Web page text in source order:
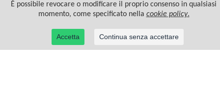
© 2022 Casa Editrice Astrolabio - Ubaldini Editore S.r.l. - P.IVA 10323461003 |
privacy/cookies
È possibile revocare o modificare il proprio consenso in qualsiasi
momento, come specificato nella cookie policy.
Accetta Continua senza accettare